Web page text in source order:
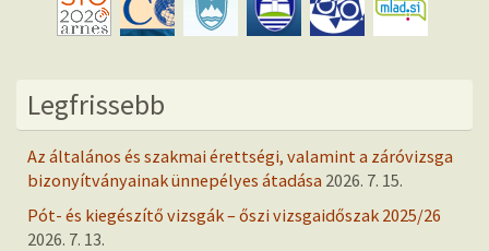
Legfrissebb
Az általános és szakmai érettségi, valamint a záróvizsga
bizonyítványainak ünnepélyes átadása 2026. 7. 15.
Pót- és kiegészítő vizsgák – őszi vizsgaidőszak 2025/26
2026. 7. 13.